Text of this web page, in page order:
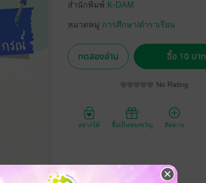
สำนักพิมพ์ K-DAM
หมวดหมู่ การศึกษา/ตำราเรียน
ทดลองอ่าน ซื้อ 10 บาท
No Rating
อยากได้ ซื้อเป็นของขวัญ ติดตาม